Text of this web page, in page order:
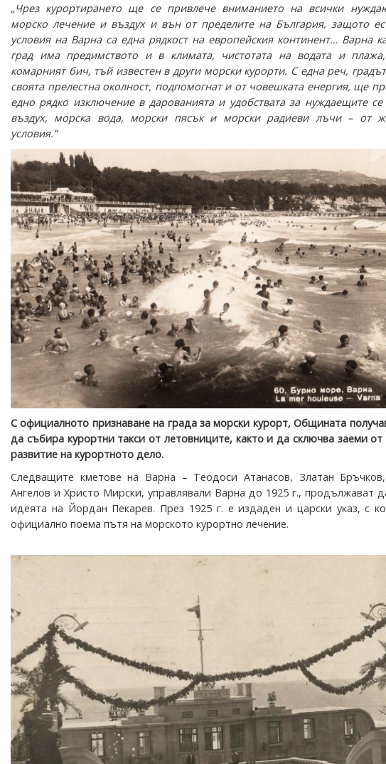
„Чрез курортирането ще се привлече вниманието на всички
морско лечение и въздух и вън от пределите на България, защото
условия на Варна са една рядкост на европейския континент… Варна
град има предимството и в климата, чистотата на водата и
комарният бич, тъй известен в други морски курорти. С една реч,
своята прелестна околност, подпомогнат и от човешката енергия, ще
едно рядко изключение в дарованията и удобствата за нуждаещите
въздух, морска вода, морски пясък и морски радиеви лъчи – от
условия.”
С официалното признаване на града за морски курорт, Общината
да събира курортни такси от летовниците, както и да сключва заеми от
развитие на курортното дело.
Следващите кметове на Варна – Теодоси Атанасов, Златан
Ангелов и Христо Мирски, управлявали Варна до 1925 г., продължават
идеята на Йордан Пекарев. През 1925 г. е издаден и царски указ, с
официално поема пътя на морското курортно лечение.